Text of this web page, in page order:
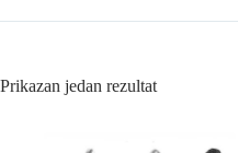
Prikazan jedan rezultat